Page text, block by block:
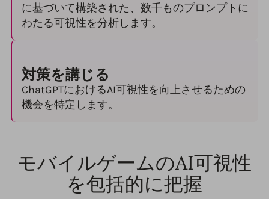
に基づいて構築された、数千ものプロンプトに
わたる可視性を分析します。
対策を講じる
ChatGPTにおけるAI可視性を向上させるための
機会を特定します。
モバイルゲームのAI可視性
を包括的に把握